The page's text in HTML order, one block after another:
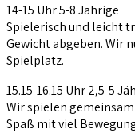
14-15 Uhr 5-8 Jährige
Spielerisch und leicht
Gewicht abgeben. Wir
Spielplatz.
15.15-16.15 Uhr 2,5-5
Wir spielen
Spaß mit viel